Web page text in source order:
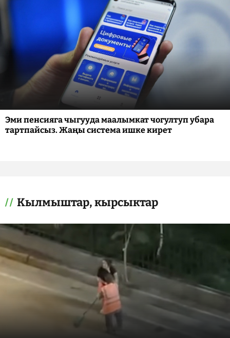
Эми пенсияга чыгууда маалымкат чогултуп убара
тартпайсыз. Жаңы система ишке кирет
Кылмыштар, кырсыктар